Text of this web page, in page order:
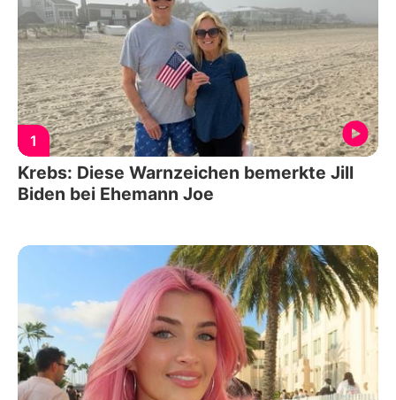
1
Krebs: Diese Warnzeichen bemerkte Jill
Biden bei Ehemann Joe